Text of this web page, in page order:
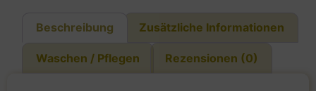
Beschreibung Zusätzliche Informationen
Waschen / Pflegen Rezensionen (0)